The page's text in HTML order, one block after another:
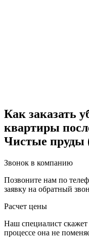
Как заказать
квартиры
Чистые пруды
Звонок в компанию
Позвоните нам по
заявку на обратный
Расчет цены
Наш специалист скажет
процессе она не